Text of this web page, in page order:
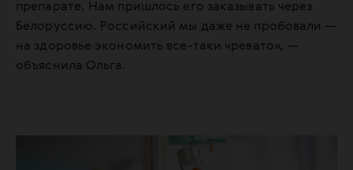
препарате. Нам пришлось его заказывать через
Белоруссию. Российский мы даже не пробовали —
на здоровье экономить все-таки чревато», —
объяснила Ольга.